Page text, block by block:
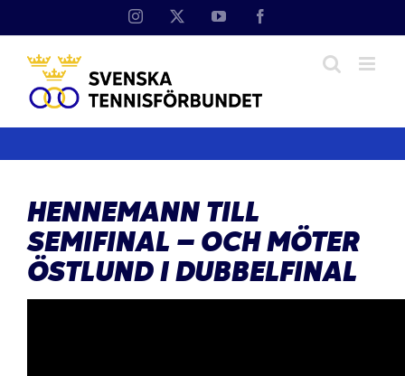
Instagram YouTube
HENNEMANN TILL
SEMIFINAL – OCH MÖTER
ÖSTLUND I DUBBELFINAL